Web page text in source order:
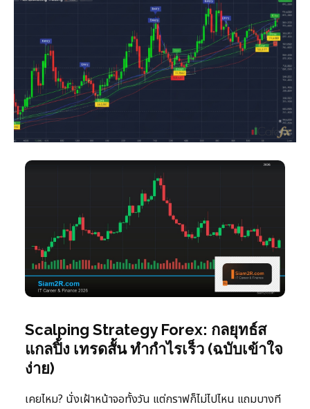
Scalping Strategy Forex: กลยุทธ์ส
แกลปิ้ง เทรดสั้น ทำกำไรเร็ว (ฉบับเข้าใจ
ง่าย)
เคยไหม? นั่งเฝ้าหน้าจอทั้งวัน แต่กราฟก็ไม่ไปไหน แถมบางที